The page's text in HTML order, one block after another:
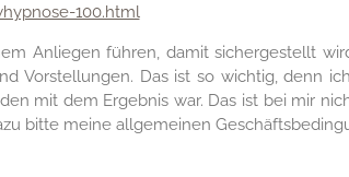
100.html
Anliegen führen, damit sichergestellt
Vorstellungen. Das ist so wichtig, denn
mit dem Ergebnis war. Das ist bei mir
bitte meine allgemeinen